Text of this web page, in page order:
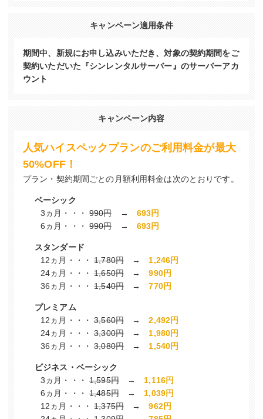
キャンペーン適用条件
期間中、新規にお申し込みいただき、対象の契約期間をご
契約いただいた『シンレンタルサーバー』のサーバーアカ
ウント
キャンペーン内容
人気ハイスペックプランのご利用料金が最大
50%OFF！
プラン・契約期間ごとの月額利用料金は次のとおりです。
ベーシック
3ヵ月 ・・・ 990円→ 693円
6ヵ月 ・・・ 990円→ 693円
スタンダード
12ヵ月
・・・1,780円→ 1,246円
24ヵ月
・・・1,650円→990円
36ヵ月
・・・1,540円→770円
プレミアム
12ヵ月
・・・3,560円→2,492円
24ヵ月
・・・3,300円→ 1,980円
36ヵ月
・・・3,080円→ 1,540円
ビジネス・ベーシック
3ヵ月 ・・・ 1,595円→ 1,116円
6ヵ月 ・・・ 1,485円→ 1,039円
12ヵ月
・・・1,375円→962円